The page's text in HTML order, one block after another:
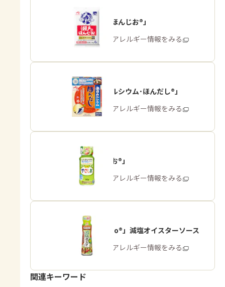
「瀬戸のほんじお®」
商品・アレルギー情報をみる
「毎日カルシウム･ほんだし®」
商品・アレルギー情報をみる
「やさしお®」
商品・アレルギー情報をみる
「Cook Do®」減塩オイスターソース
商品・アレルギー情報をみる
関連キーワード